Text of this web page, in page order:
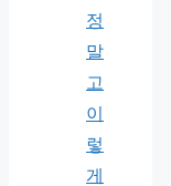
정
말
고
이
렇
게